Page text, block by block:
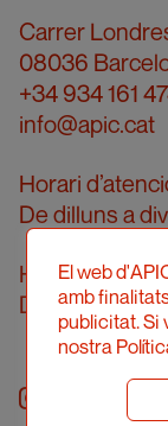
Carrer
08036
+34 934 161
info@apic.cat
Horari
De dilluns a
Horari
Demanar cita
El web
amb
publicitat. Si
nostra